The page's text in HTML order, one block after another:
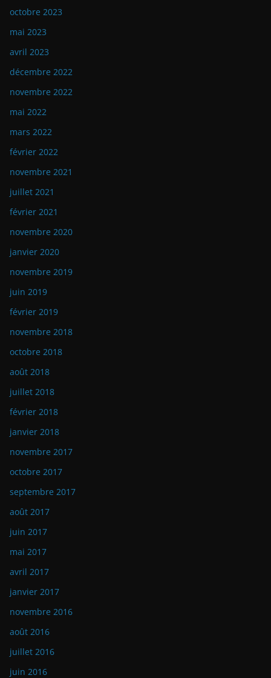
octobre 2023
mai 2023
avril 2023
décembre 2022
novembre 2022
mai 2022
mars 2022
février 2022
novembre 2021
juillet 2021
février 2021
novembre 2020
janvier 2020
novembre 2019
juin 2019
février 2019
novembre 2018
octobre 2018
août 2018
juillet 2018
février 2018
janvier 2018
novembre 2017
octobre 2017
septembre 2017
août 2017
juin 2017
mai 2017
avril 2017
janvier 2017
novembre 2016
août 2016
juillet 2016
juin 2016